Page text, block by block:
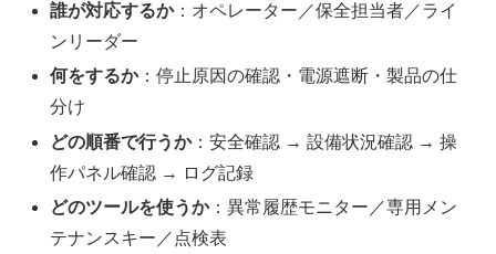
誰が対応するか：オペレーター／保全担当者／ライ
ンリーダー
何をするか：停止原因の確認・電源遮断・製品の仕
分け
どの順番で行うか：安全確認 → 設備状況確認 → 操
作パネル確認 → ログ記録
どのツールを使うか：異常履歴モニター／専用メン
テナンスキー／点検表